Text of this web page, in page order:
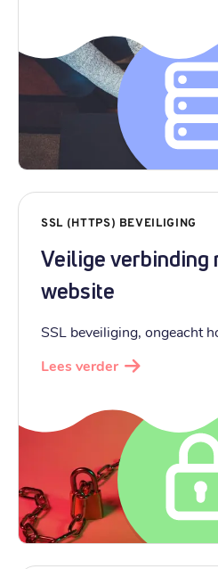
SSL (HTTPS) BEVEILIGING
Veilige verbinding
website
SSL beveiliging, ongeacht
Lees verder